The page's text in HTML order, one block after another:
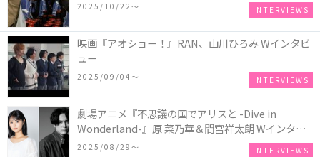
2025/10/22〜 INTERVIEWS
映画『アオショー！』RAN、山川ひろみ Wインタビ
ュー
2025/09/04〜 INTERVIEWS
劇場アニメ『不思議の国でアリスと -Dive in
Wonderland-』原 菜乃華＆間宮祥太朗 Wインタビ
ュー
2025/08/29〜 INTERVIEWS